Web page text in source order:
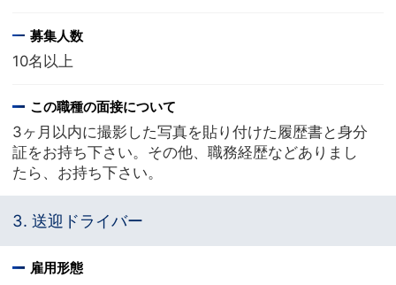
募集人数
10名以上
この職種の面接について
3ヶ月以内に撮影した写真を貼り付けた履歴書と身分
証をお持ち下さい。その他、職務経歴などありまし
たら、お持ち下さい。
3. 送迎ドライバー
雇用形態